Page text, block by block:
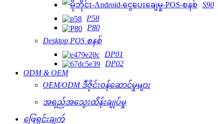
S90
P58
P80
Desktop POS စနစ်
DP01
DP02
ODM & OEM
OEM/ODM ဒီဇိုင်းဝန်ဆောင်မှုများ
အရည်အသွေးထိန်းချုပ်မှု
ဖြေရှင်းချက်